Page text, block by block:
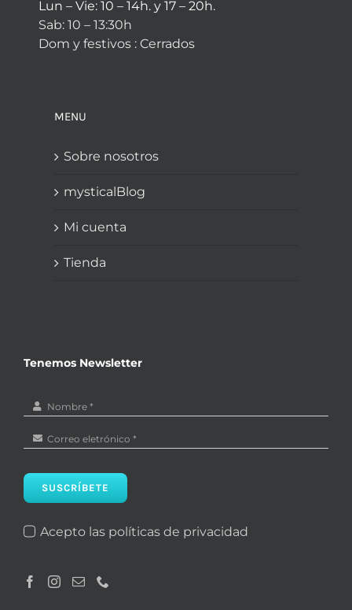
Lun – Vie: 10 – 14h. y 17 – 20h.
Sab: 10 – 13:30h
Dom y festivos : Cerrados
MENU
Sobre nosotros
mysticalBlog
Mi cuenta
Tienda
Tenemos Newsletter
SUSCRÍBETE
Acepto las políticas de privacidad